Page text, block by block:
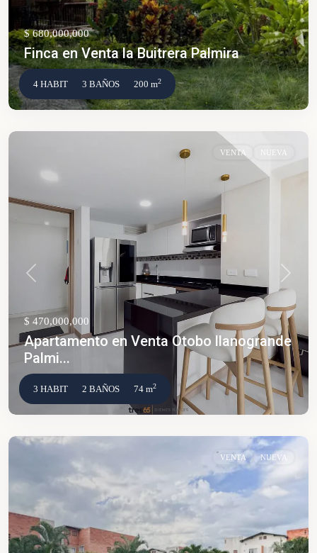
$ 680,000,000
Finca en Venta la Buitrera Palmira
4 HABIT 3 BAÑOS 200 m2
VENTA NUEVA
Anterior
$ 470,000,000
Apartamento en Venta Otobo llanogrande
Palmi...
3 HABIT 2 BAÑOS 74 m2
VENTA NUEVA